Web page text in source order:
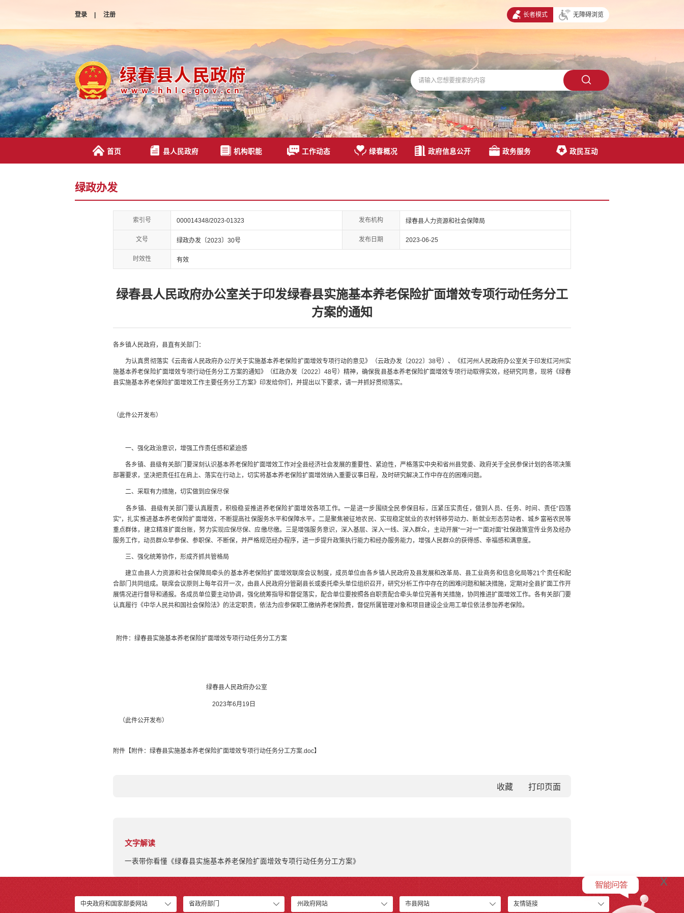
登录 | 注册 长者模式 无障碍浏览
首页 县人民政府 机构职能 工作动态 绿春概况 政府信息公开 政务服务 政民互动
绿政办发
索引号 000014348/2023-01323 发布机构 绿春县人力资源和社会保障局
文号 绿政办发〔2023〕30号 发布日期 2023-06-25
时效性 有效
绿春县人民政府办公室关于印发绿春县实施基本养老保险扩面增效专项行动任务分工
方案的通知
各乡镇人民政府，县直有关部门 ：
为认真贯彻落实《云南省人民政府办公厅关于实施基本养老保险扩面增效专项行动的意见》（云政办发〔2022〕38号）、《红河州人民政府办公室关于印发红河州实
施基本养老保险扩面增效专项行动任务分工方案的通知》（红政办发 〔2022〕48号）精神，确保我县基本养老保险扩面增效专项行动取得实效，经研究同意，现将《绿春
县实施基本养老保险扩面增效工作主要任务分工方案》印发给你们，并提出以下要求，请一并抓好贯彻落实。
（此件公开发布）
一、强化政治意识，增强工作责任感和紧迫感
各乡镇、县级有关部门要深刻认识基本养老保险扩面增效工作对全县经济社会发展的重要性、紧迫性， 严格落实中央和省州县党委、政府关于全民参保计划的各项决策
部署要求，坚决把责任扛在肩上、落实在行动上，切实将基本养老保险扩面增效纳入重要议事日程，及时研究解决工作中存在的困难问题。
二、采取有力措施，切实做到应保尽保
各乡镇、县级有关部门要认真履责，积极稳妥推进养老保险扩面增效各项工作。一是进一步围绕全民参保目标，压紧压实责任，做到人员、任务、时间、责任“四落
实”，扎实推进基本养老保险扩面增效，不断提高社保服务水平和保障水平。二是聚焦被征地农民、实现稳定就业的农村转移劳动力、新就业形态劳动者、城乡富裕农民等
重点群体，建立精准扩面台账，努力实现应保尽保、应缴尽缴。三是增强服务意识，深入基层、深入一线、深入群众，主动开展“一对一”“面对面”社保政策宣传业务及经办
服务工作，动员群众早参保、参职保、不断保，并严格规范经办程序，进一步提升政策执行能力和经办服务能力，增强人民群众的获得感、幸福感和满意度。
三、强化统筹协作，形成齐抓共管格局
建立由县人力资源和社会保障局牵头的基本养老保险扩面增效联席会议制度，成员单位由各乡镇人民政府及县发展和改革局、县工业商务和信息化局等21个责任和配
合部门共同组成。联席会议原则上每年召开一次，由县人民政府分管副县长或委托牵头单位组织召开，研究分析工作中存在的困难问题和解决措施，定期对全县扩面工作开
展情况进行督导和通报。 各成员单位要主动协调，强化统筹指导和督促落实，配合单位要按照各自职责配合牵头单位完善有关措施，协同推进扩面增效工作。各有关部门要
认真履行《中华人民共和国社会保险法》的法定职责，依法为应参保职工缴纳养老保险费，督促所属管理对象和项目建设企业用工单位依法参加养老保险。
附件：绿春县实施基本养老保险扩面增效专项行动任务分工方案
绿春县人民政府办公室
2023年6月19日
（此件公开发布）
附件【 附件：绿春县实施基本养老保险扩面增效专项行动任务分工方案.doc】
收藏
文字解读
一表带你看懂《绿春县实施基本养老保险扩面增效专项行动任务分工方案》
中央政府和国家部委网站 省政府部门 州政府网站 市县网站 友情链接
x